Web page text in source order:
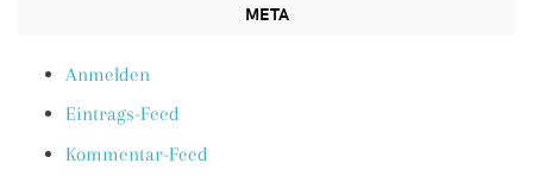
META
Anmelden
Eintrags-Feed
Kommentar-Feed